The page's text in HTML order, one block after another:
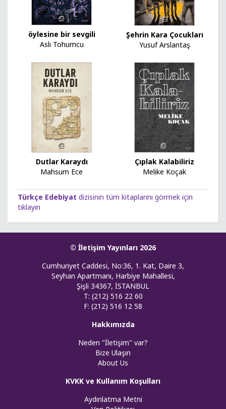
öylesine bir sevgili
Aslı Tohumcu
Şehrin Kara Çocukları
Yusuf Arslantaş
Dutlar Karaydı
Mahsum Ece
Çıplak Kalabiliriz
Melike Koçak
Türkçe Edebiyat dizisinin tüm kitaplarını görmek için
tıklayın
© İletişim Yayınları 2026
Cumhuriyet Caddesi, No:36, 1. Kat, Daire 3,
Seyhan Apartmanı, Harbiye Mahallesi,
Şişli 34367, İSTANBUL
T: (212) 516 22 60
F: (212) 516 12 58
Hakkımızda
Neden "İletişim" var?
Bize Ulaşın
About Us
KVKK ve Kullanım Koşulları
Aydınlatma Metni